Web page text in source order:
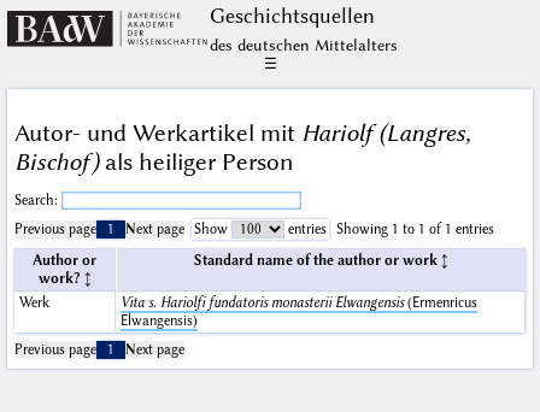
Geschichts­quellen
des deutschen Mittelalters
☰
Autor- und Werkartikel mit Hariolf (Langres,
Bischof)als heiliger Person
Search:
Previous page
1 Next page Show entries
Showing 1 to 1 of 1 entries
Author or
work?
Standard name of the author or work
Werk Vita s. Hariolfi fundatoris monasterii Elwangensis(Ermenricus
Elwangensis)
Previous page
1 Next page